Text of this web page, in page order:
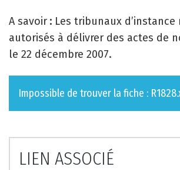
A savoir : Les tribunaux
autorisés à délivrer des actes de
le 22 décembre 2007.
Impossible de trouver la fiche :
LIEN ASSOCIÉ